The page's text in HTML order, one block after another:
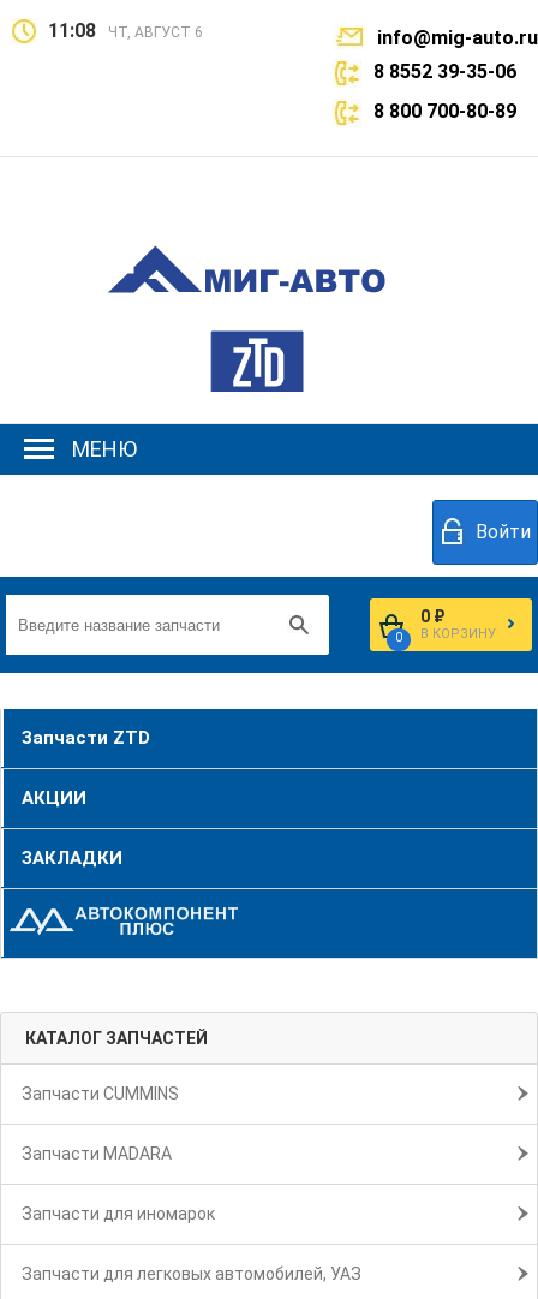
11:08 ЧТ, АВГУСТ 6
info@mig-auto.ru
8 8552 39-35-06
8 800 700-80-89
МЕНЮ
Войти
0
0 ₽
В КОРЗИНУ
Запчасти ZTD
АКЦИИ
ЗАКЛАДКИ
КАТАЛОГ ЗАПЧАСТЕЙ
Запчасти CUMMINS
Запчасти MADARA
Запчасти для иномарок
Запчасти для легковых автомобилей, УАЗ